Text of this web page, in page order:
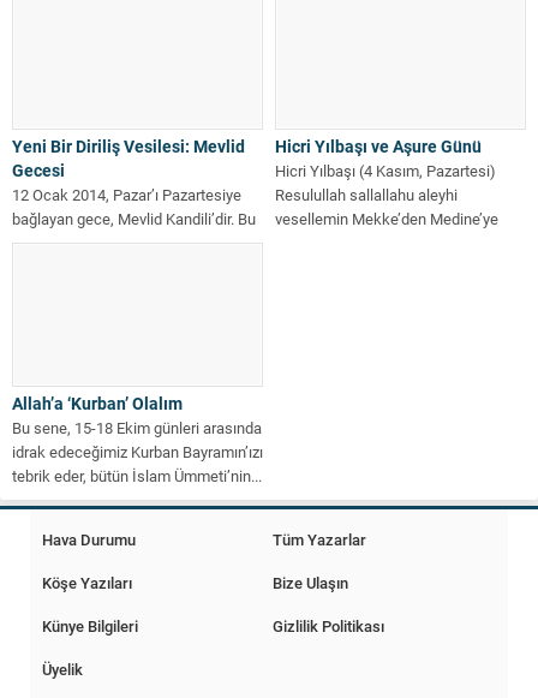
Yeni Bir Diriliş Vesilesi: Mevlid
Gecesi
12 Ocak 2014, Pazar’ı Pazartesiye
bağlayan gece, Mevlid Kandili’dir. Bu
vesileyle, tüm mümin
Hicri Yılbaşı ve Aşure Günü
Hicri Yılbaşı (4 Kasım, Pazartesi)
Resulullah sallallahu aleyhi
vesellemin Mekke’den Medine’ye
Allah’a ‘Kurban’ Olalım
Bu sene, 15-18 Ekim günleri arasında
idrak edeceğimiz Kurban Bayramın’ızı
tebrik eder, bütün İslam Ümmeti’nin...
Hava Durumu
Tüm Yazarlar
Köşe Yazıları
Bize Ulaşın
Künye Bilgileri
Gizlilik Politikası
Üyelik